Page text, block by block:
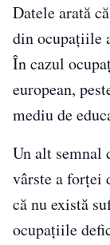
Datele arată
din ocupațiile
În cazul
european,
mediu de
Un alt semnal
vârste a forței
că nu există
ocupațiile